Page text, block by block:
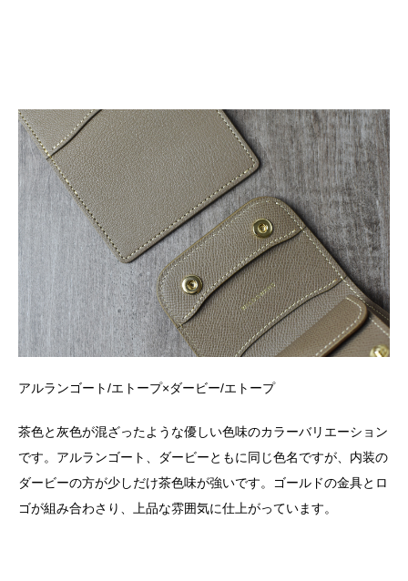
アルランゴート/エトープ×ダービー/エトープ
茶色と灰色が混ざったような優しい色味のカラーバリエーション
です。アルランゴート、ダービーともに同じ色名ですが、内装の
ダービーの方が少しだけ茶色味が強いです。ゴールドの金具とロ
ゴが組み合わさり、上品な雰囲気に仕上がっています。